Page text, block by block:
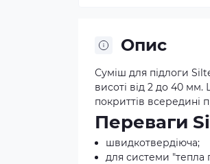
Опис
Суміш для підлоги
висоті від 2 до 40
покриттів всередині
Переваги
швидкотвердіюча;
для системи "тепла